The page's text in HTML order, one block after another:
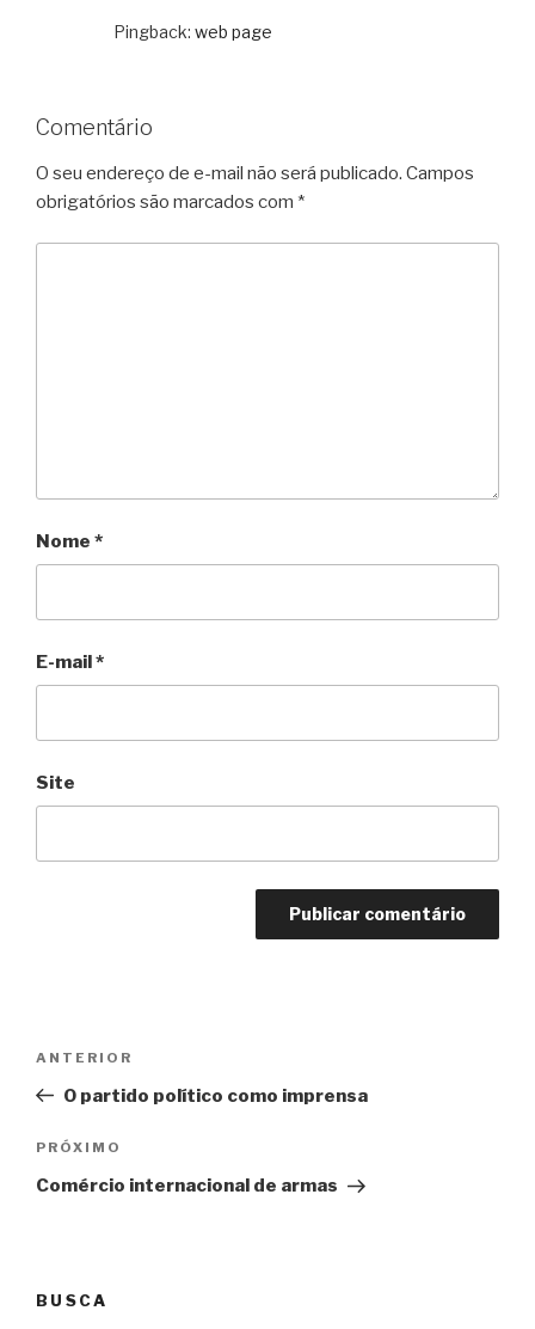
Pingback: web page
Comentário
O seu endereço de e-mail não será publicado. Campos
obrigatórios são marcados com *
Nome *
E-mail*
Site
Post
Anterior
ANTERIOR
O partido político como imprensa
Próximo
PRÓXIMO
Comércio internacional de armas
BUSCA